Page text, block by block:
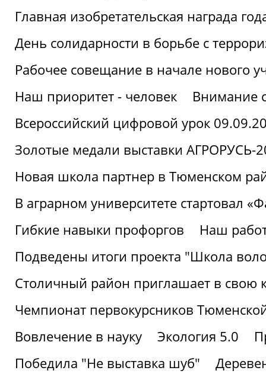
Главная изобретательская награда
День солидарности в борьбе с
Рабочее совещание в начале нового
Наш приоритет - человек
Внимание
Всероссийский цифровой урок
Золотые медали выставки АГРОРУСЬ-
Новая школа партнер в Тюменском
В аграрном университете стартовал
Гибкие навыки профоргов
Наш
Подведены итоги проекта "Школа
Столичный район приглашает в свою
Чемпионат первокурсников
Вовлечение в науку
Экология 5.0
Победила "Не выставка шуб"